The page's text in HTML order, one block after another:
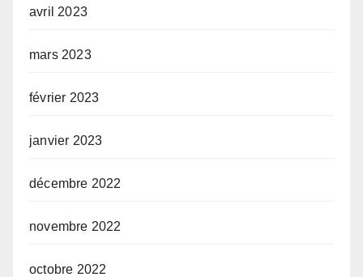
avril 2023
mars 2023
février 2023
janvier 2023
décembre 2022
novembre 2022
octobre 2022